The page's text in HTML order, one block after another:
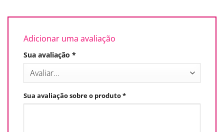
Adicionar uma avaliação
Sua avaliação *
Sua avaliação sobre o produto*